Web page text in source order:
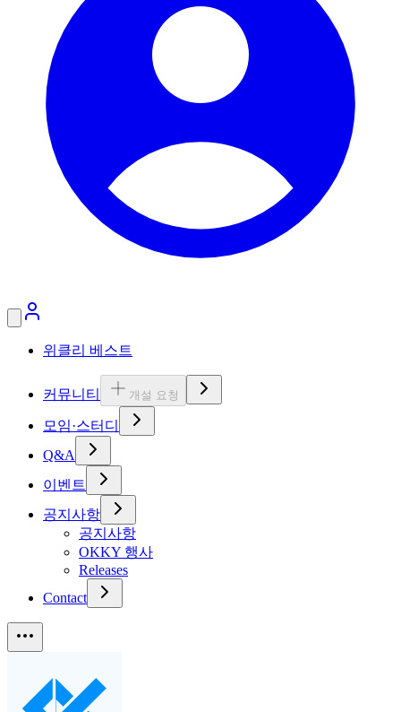
위클리 베스트
커뮤니티 개설 요청
모임·스터디
Q&A
이벤트
공지사항
공지사항
OKKY 행사
Releases
Contact